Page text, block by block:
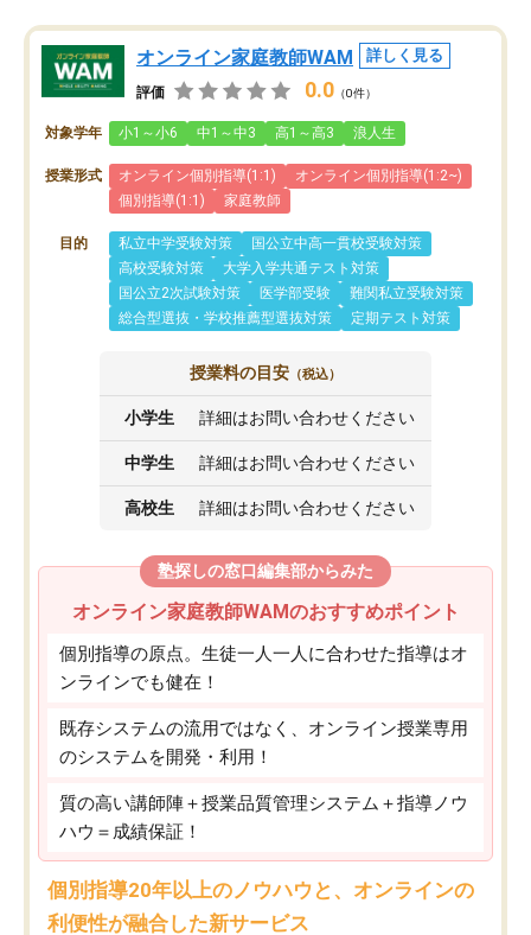
オンライン家庭教師WAM 詳しく見る
評価 0.0 （0件）
対象学年 小1～小6 中1～中3 高1～高3 浪人生
授業形式 オンライン個別指導(1:1)
オンライン個別指導(1:2~)
個別指導(1:1)
家庭教師
目的 私立中学受験対策
国公立中高一貫校受験対策
高校受験対策
大学入学共通テスト対策
国公立2次試験対策
医学部受験
難関私立受験対策
総合型選抜・学校推薦型選抜対策
定期テスト対策
授業料の目安 （税込）
小学生 詳細はお問い合わせください
中学生 詳細はお問い合わせください
高校生 詳細はお問い合わせください
塾探しの窓口編集部からみた
オンライン家庭教師WAMのおすすめポイント
個別指導の原点。生徒一人一人に合わせた指導はオ
ンラインでも健在！
既存システムの流用ではなく、オンライン授業専用
のシステムを開発・利用！
質の高い講師陣＋授業品質管理システム＋指導ノウ
ハウ＝成績保証！
個別指導20年以上のノウハウと、オンラインの
利便性が融合した新サービス